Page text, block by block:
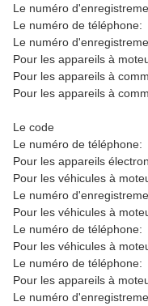
Le numéro
Le numéro de téléphone:
Le numéro
Pour les appareils à
Pour les appareils à
Pour les appareils à
Le code
Le numéro de téléphone:
Pour les appareils
Pour les véhicules à
Le numéro
Pour les véhicules à
Le numéro de téléphone:
Pour les véhicules à
Le numéro de téléphone:
Pour les appareils à
Le numéro